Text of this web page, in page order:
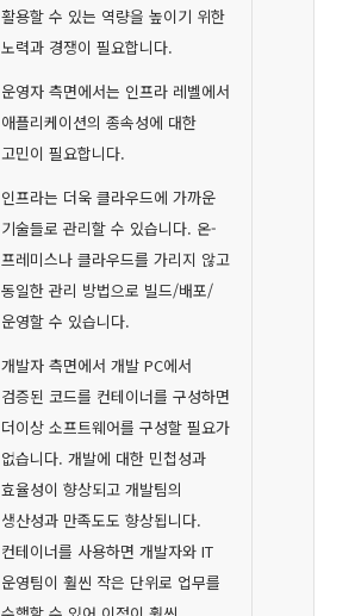
활용할 수 있는 역량을 높이기 위한
노력과 경쟁이 필요합니다.
운영자 측면에서는 인프라 레벨에서
애플리케이션의 종속성에 대한
고민이 필요합니다.
인프라는 더욱 클라우드에 가까운
기술들로 관리할 수 있습니다. 온-
프레미스나 클라우드를 가리지 않고
동일한 관리 방법으로 빌드/배포/
운영할 수 있습니다.
개발자 측면에서 개발 PC에서
검증된 코드를 컨테이너를 구성하면
더이상 소프트웨어를 구성할 필요가
없습니다. 개발에 대한 민첩성과
효율성이 향상되고 개발팀의
생산성과 만족도도 향상됩니다.
컨테이너를 사용하면 개발자와 IT
운영팀이 훨씬 작은 단위로 업무를